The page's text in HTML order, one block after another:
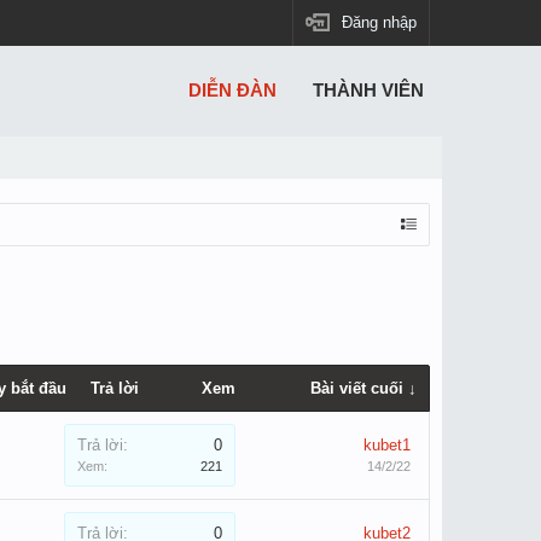
Đăng nhập
bắt đầu Trả lời Xem Bài viết cuối ↓
Trả lời: 0
Xem: 221
kubet1
14/2/22
Trả lời: 0 kubet2
DIỄN ĐÀN THÀNH VIÊN